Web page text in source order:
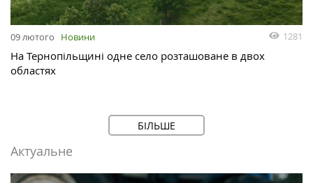
09 лютого Новини 1281
На Тернопільщині одне село розташоване в двох
областях
БІЛЬШЕ
Актуальне